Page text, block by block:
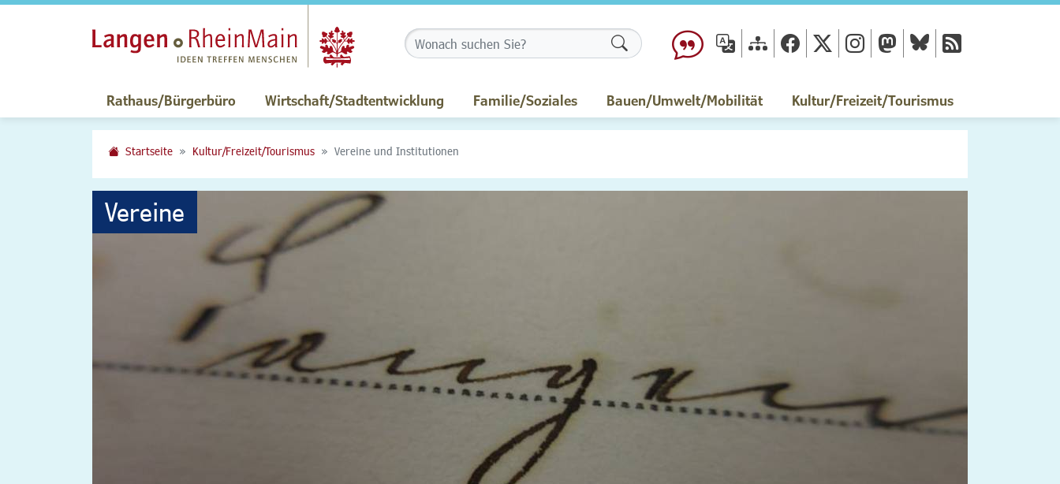
Formularschaltfläche
Rathaus/Bürgerbüro Wirtschaft/Stadtentwicklung Familie/Soziales Bauen/Umwelt/Mobilität Kultur/Freizeit/Tourismus
Startseite Kultur/Freizeit/Tourismus Vereine und Institutionen
Vereine